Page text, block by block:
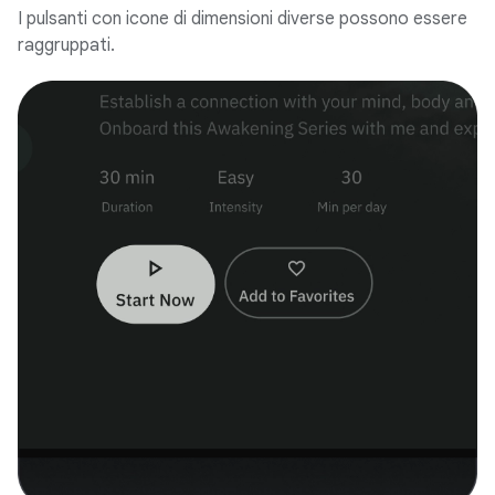
I pulsanti con icone di dimensioni diverse possono essere
raggruppati.